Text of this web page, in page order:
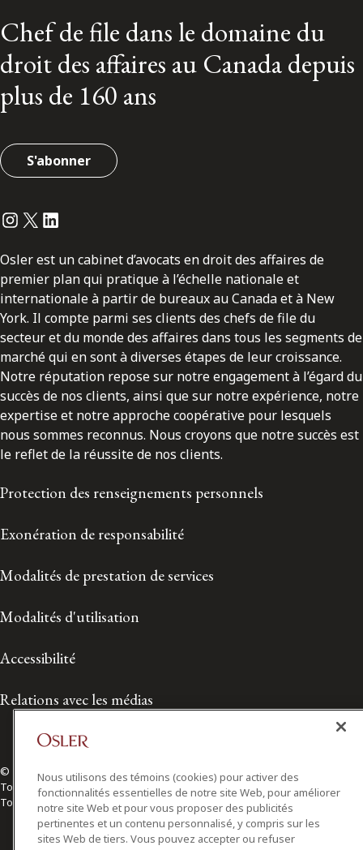
Chef de file dans le domaine du
droit des affaires au Canada depuis
plus de 160 ans
S'abonner
Instagram
Twitter
LinkedIn
Osler est un cabinet d’avocats en droit des affaires de
premier plan qui pratique à l’échelle nationale et
internationale à partir de bureaux au Canada et à New
York. Il compte parmi ses clients des chefs de file du
secteur et du monde des affaires dans tous les segments de
marché qui en sont à diverses étapes de leur croissance.
Notre réputation repose sur notre engagement à l’égard du
succès de nos clients, ainsi que sur notre expérience, notre
expertise et notre approche coopérative pour lesquels
nous sommes reconnus. Nous croyons que notre succès est
le reflet de la réussite de nos clients.
Protection des renseignements personnels
Exonération de responsabilité
Modalités de prestation de services
Modalités d'utilisation
Accessibilité
Relations avec les médias
© 2026 Osler, Hoskin & Harcourt S.E.N.C.R.L./s.r.l.
Tous droits réservés
Toronto | Montréal | Calgary | Vancouver | Ottawa | New York
Nous utilisons des témoins (cookies) pour activer des
fonctionnalités essentielles de notre site Web, pour améliorer
notre site Web et pour vous proposer des publicités
pertinentes et un contenu personnalisé, y compris sur les
sites Web de tiers. Vous pouvez accepter ou refuser